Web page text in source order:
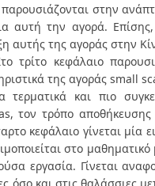
στην
αυτή την αγορά. Επίσης,
αυτής της αγοράς στην
τρίτο κεφάλαιο
της αγοράς small
και πιο
τον τρόπο αποθήκευσης
κεφάλαιο γίνεται μία
στο μαθηματικό
εργασία. Γίνεται